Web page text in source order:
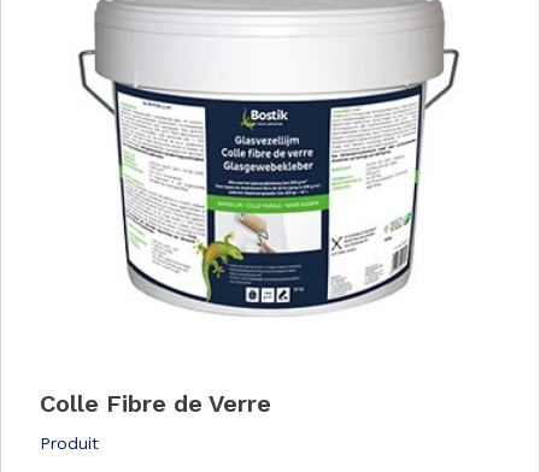
Colle Fibre de Verre
Produit